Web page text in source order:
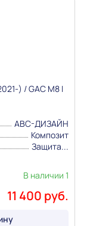
внешнем
характер и
к моменту
) / GAC M8 I
АВС-ДИЗАЙН
Композит
Защита...
В наличии 1
11 400 руб.